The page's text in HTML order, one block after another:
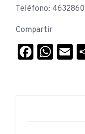
Teléfono:
Compartir